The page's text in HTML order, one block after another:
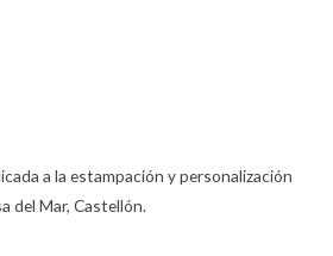
a la estampación y personalización
del Mar, Castellón.